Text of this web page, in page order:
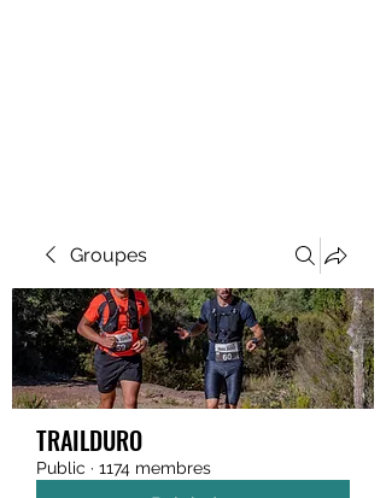
Groupes
TRAILDURO
Public · 1174 membres